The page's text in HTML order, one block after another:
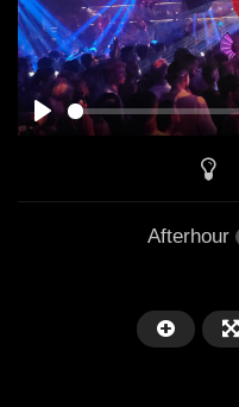
PLAY
Afterhour